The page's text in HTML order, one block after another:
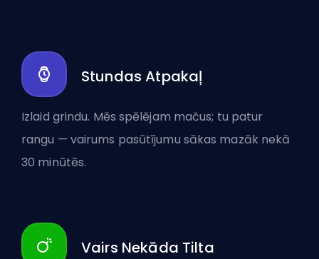
Stundas Atpakaļ
Izlaid grindu. Mēs spēlējam mačus; tu patur
rangu — vairums pasūtījumu sākas mazāk nekā
30 minūtēs.
Vairs Nekāda Tilta